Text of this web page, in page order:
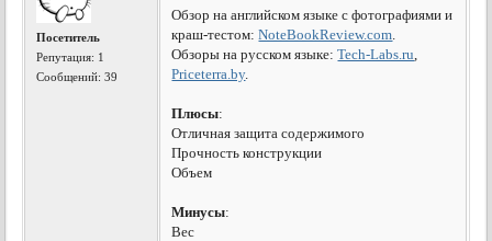
Посетитель
Репутация: 1
Сообщений: 39
Обзор на английском языке с фотографиями и
краш-тестом:NoteBookReview.com.
Обзоры на русском языке:Tech-Labs.ru,
Priceterra.by.
Плюсы:
Отличная защита содержимого
Прочность конструкции
Объем
Минусы:
Вес